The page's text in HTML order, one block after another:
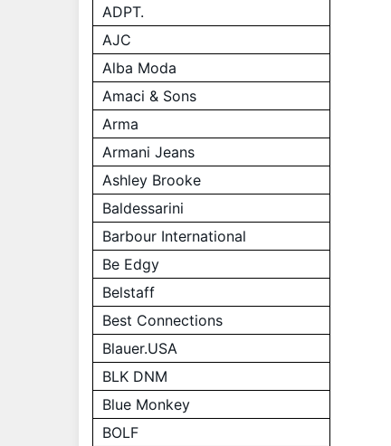
ADPT.
AJC
Alba Moda
Amaci & Sons
Arma
Armani Jeans
Ashley Brooke
Baldessarini
Barbour International
Be Edgy
Belstaff
Best Connections
Blauer.USA
BLK DNM
Blue Monkey
BOLF